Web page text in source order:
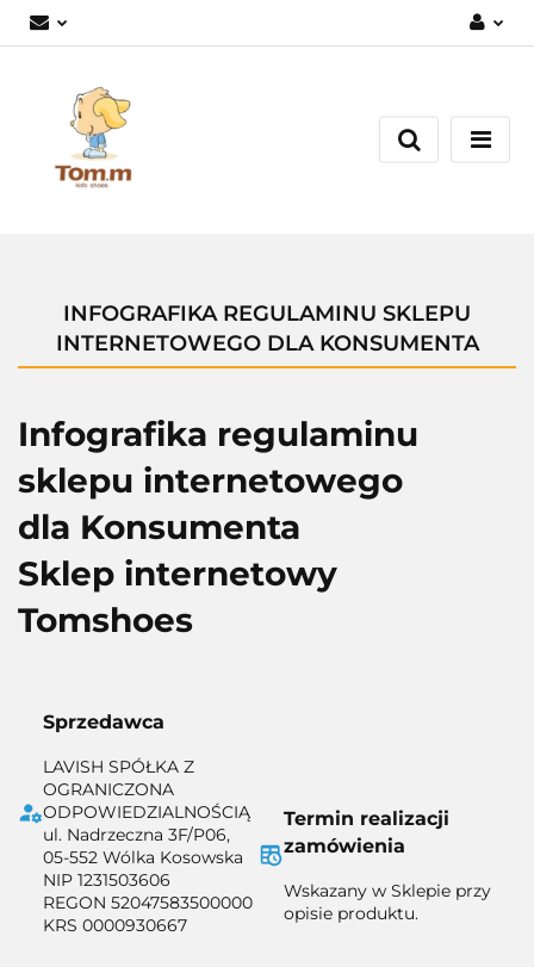
Załóż konto
Dodaj zgłoszenie
INFOGRAFIKA REGULAMINU SKLEPU
INTERNETOWEGO DLA KONSUMENTA
Infografika regulaminu
sklepu internetowego
dla Konsumenta
Sklep internetowy
Tomshoes
Sprzedawca
LAVISH SPÓŁKA Z
OGRANICZONA
ODPOWIEDZIALNOŚCIĄ
ul. Nadrzeczna 3F/P06,
05-552 Wólka Kosowska
NIP 1231503606
REGON 52047583500000
KRS 0000930667
Termin realizacji
zamówienia
Wskazany w Sklepie przy
opisie produktu.